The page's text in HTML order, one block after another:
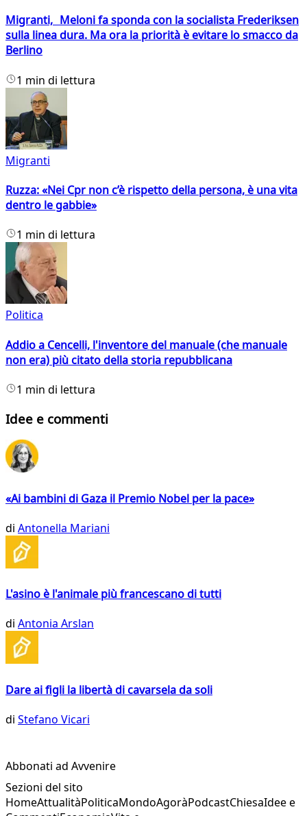
Migranti, Meloni fa sponda con la socialista Frederiksen
sulla linea dura. Ma ora la priorità è evitare lo smacco da
Berlino
1 min di lettura
Migranti
Ruzza: «Nei Cpr non c’è rispetto della persona, è una vita
dentro le gabbie»
1 min di lettura
Politica
Addio a Cencelli, l'inventore del manuale (che manuale
non era) più citato della storia repubblicana
1 min di lettura
Idee e commenti
«Ai bambini di Gaza il Premio Nobel per la pace»
di Antonella Mariani
L'asino è l'animale più francescano di tutti
di Antonia Arslan
Dare ai figli la libertà di cavarsela da soli
di Stefano Vicari
Abbonati ad Avvenire
Sezioni del sito
HomeAttualitàPoliticaMondoAgoràPodcastChiesaIdee e